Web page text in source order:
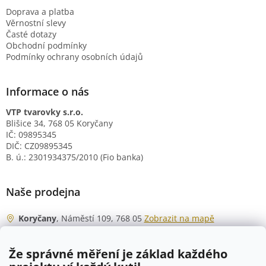
Že správné měření je základ každého
Doprava a platba
Věrnostní slevy
Časté dotazy
Obchodní podmínky
Podmínky ochrany osobních údajů
Informace o nás
VTP tvarovky s.r.o.
Blišice 34, 768 05 Koryčany
IČ: 09895345
DIČ: CZ09895345
B. ú.: 2301934375/2010 (Fio banka)
Naše prodejna
Koryčany, Náměstí 109, 768 05Zobrazit na mapě
Po - Čt
06:00 - 07:00